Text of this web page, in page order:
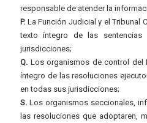
responsable de atender la
P. La Función Judicial y el Tribunal
texto íntegro de las sentencias
jurisdicciones;
Q. Los organismos de control del
íntegro de las resoluciones
en todas sus jurisdicciones;
S. Los organismos seccionales,
las resoluciones que adoptaren,